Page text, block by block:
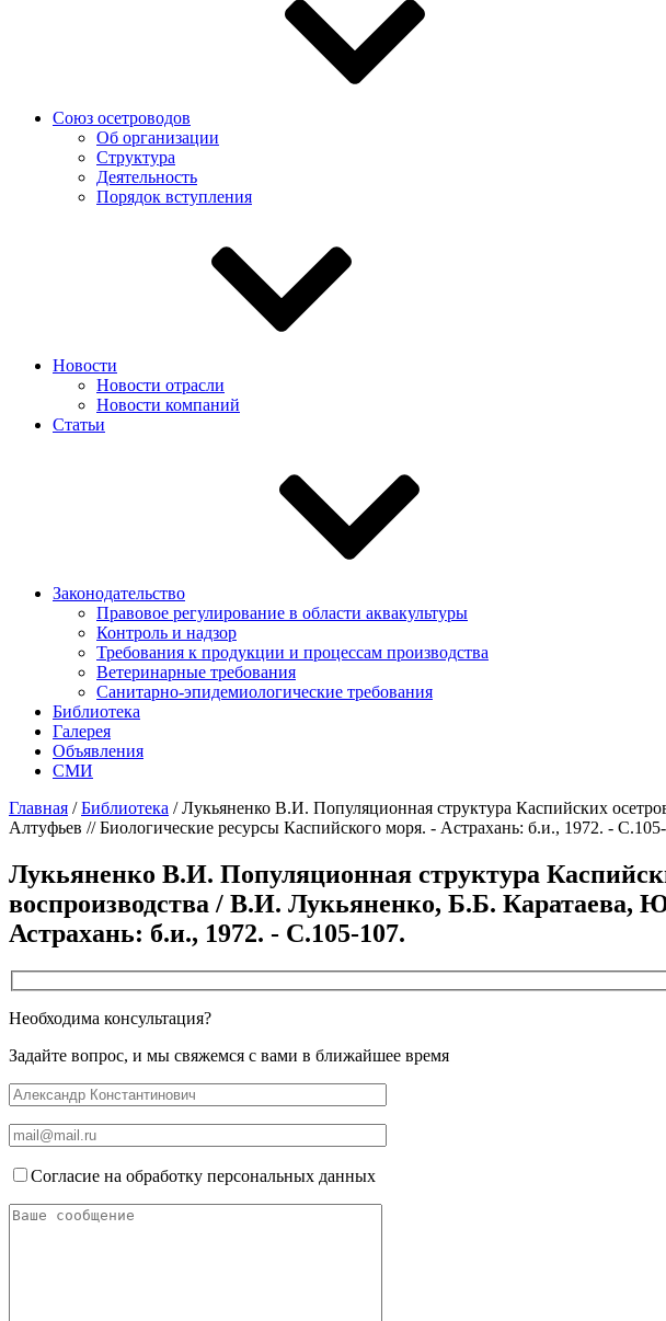
Союз осетроводов
Об организации
Структура
Деятельность
Порядок вступления
Новости
Новости отрасли
Новости компаний
Статьи
Законодательство
Правовое регулирование в области аквакультуры
Контроль и надзор
Требования к продукции и процессам производства
Ветеринарные требования
Санитарно-эпидемиологические требования
Библиотека
Галерея
Объявления
СМИ
Главная /Библиотека /Лукьяненко В.И. Популяционная структура Каспийских
Алтуфьев // Биологические ресурсы Каспийского моря. - Астрахань: б.и., 1972. -
Лукьяненко В.И. Популяционная структура
воспроизводства / В.И. Лукьяненко, Б.Б. Каратаева,
Астрахань: б.и., 1972. - С.105-107.
Необходима консультация?
Задайте вопрос, и мы свяжемся с вами в ближайшее время
Согласие на обработку персональных данных